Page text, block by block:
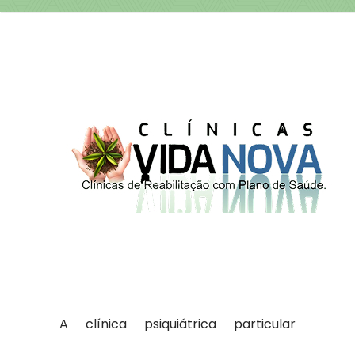
A clínica psiquiátrica particular